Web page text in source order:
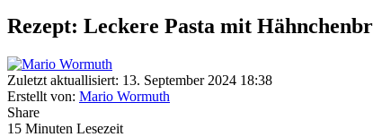
Rezept: Leckere Pasta mit
Zuletzt aktuallisiert: 13. September 2024 18:38
Erstellt von: Mario Wormuth
Share
15 Minuten Lesezeit